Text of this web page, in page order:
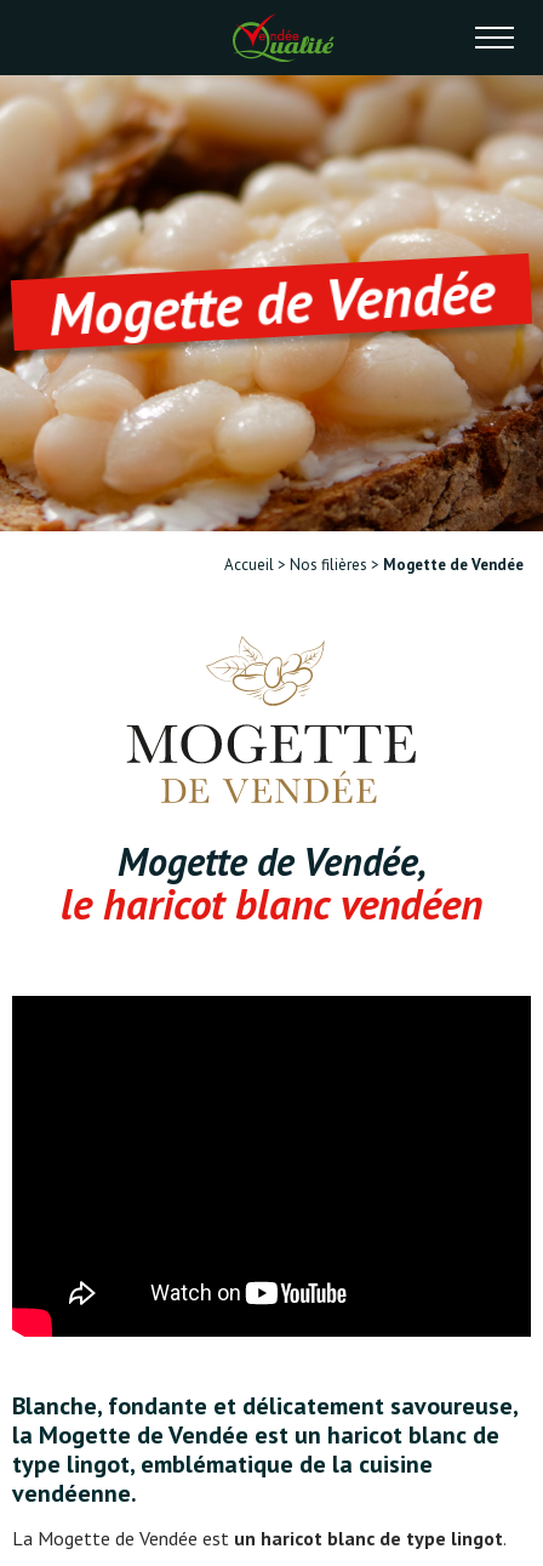
Mogette de Vendée
Accueil> Nos filières > Mogette de Vendée
Mogette de Vendée,
le haricot blanc vendéen
Blanche, fondante et délicatement savoureuse,
la Mogette de Vendée est un haricot blanc de
type lingot, emblématique de la cuisine
vendéenne.
La Mogette de Vendée est un haricot blanc de type lingot.